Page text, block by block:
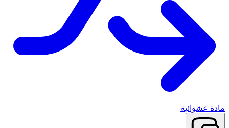
مادة عشوائية